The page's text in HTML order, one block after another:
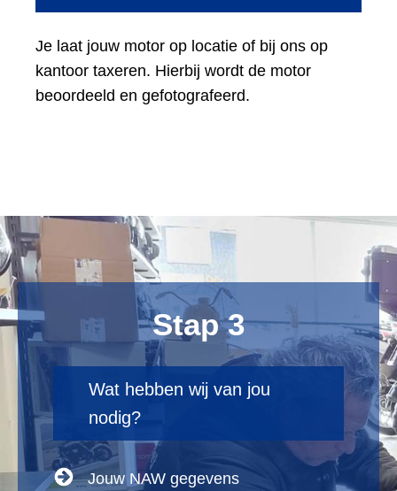
Je laat jouw motor op locatie of bij ons op
kantoor taxeren. Hierbij wordt de motor
beoordeeld en gefotografeerd.
Stap 3
Wat hebben wij van jou
nodig?
Jouw NAW gegevens